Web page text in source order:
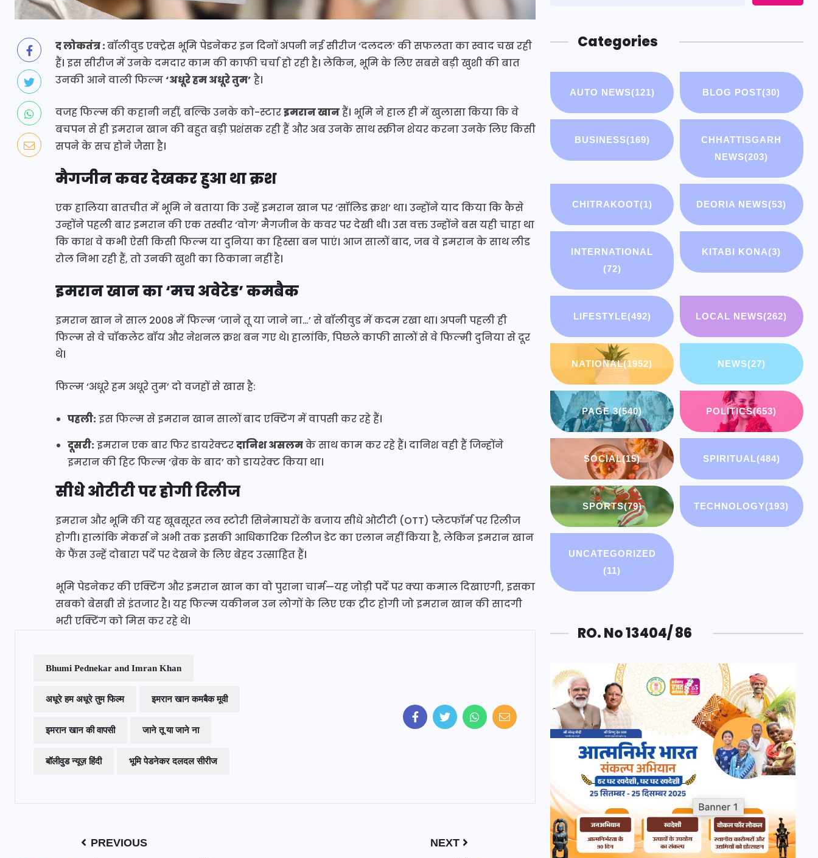
द लोकतंत्र :बॉलीवुड एक्ट्रेस भूमि पेडनेकर इन दिनों अपनी नई सीरीज ‘दलदल’ की सफलता का स्वाद चख रही
हैं। इस सीरीज में उनके दमदार काम की काफी चर्चा हो रही है। लेकिन, भूमि के लिए सबसे बड़ी खुशी की बात
उनकी आने वाली फिल्म ‘अधूरे हम अधूरे तुम’ है।
वजह फिल्म की कहानी नहीं, बल्कि उनके को-स्टारइमरान खानहैं। भूमि ने हाल ही में खुलासा किया कि वे
बचपन से ही इमरान खान की बहुत बड़ी प्रशंसक रही हैं और अब उनके साथ स्क्रीन शेयर करना उनके लिए किसी
सपने के सच होने जैसा है।
मैगजीन कवर देखकर हुआ था क्रश
एक हालिया बातचीत में भूमि ने बताया कि उन्हें इमरान खान पर ‘सॉलिड क्रश’ था। उन्होंने याद किया कि कैसे
उन्होंने पहली बार इमरान की एक तस्वीर ‘वोग’ मैगजीन के कवर पर देखी थी। उस वक्त उन्होंने बस यही चाहा था
कि काश वे कभी ऐसी किसी फिल्म या दुनिया का हिस्सा बन पाएं। आज सालों बाद, जब वे इमरान के साथ लीड
रोल निभा रही हैं, तो उनकी खुशी का ठिकाना नहीं है।
इमरान खान का ‘मच अवेटेड’ कमबैक
इमरान खान ने साल 2008 में फिल्म ‘जाने तू या जाने ना…’ से बॉलीवुड में कदम रखा था। अपनी पहली ही
फिल्म से वे चॉकलेट बॉय और नेशनल क्रश बन गए थे। हालांकि, पिछले काफी सालों से वे फिल्मी दुनिया से दूर
थे।
फिल्म ‘अधूरे हम अधूरे तुम’ दो वजहों से खास है:
पहली:इस फिल्म से इमरान खान सालों बाद एक्टिंग में वापसी कर रहे हैं।
दूसरी:इमरान एक बार फिर डायरेक्टरदानिश असलमके साथ काम कर रहे हैं। दानिश वही हैं जिन्होंने
इमरान की हिट फिल्म ‘ब्रेक के बाद’ को डायरेक्ट किया था।
सीधे ओटीटी पर होगी रिलीज
इमरान और भूमि की यह खूबसूरत लव स्टोरी सिनेमाघरों के बजाय सीधे ओटीटी (OTT) प्लेटफॉर्म पर रिलीज
होगी। हालांकि मेकर्स ने अभी तक इसकी आधिकारिक रिलीज डेट का एलान नहीं किया है, लेकिन इमरान खान
के फैंस उन्हें दोबारा पर्दे पर देखने के लिए बेहद उत्साहित हैं।
भूमि पेडनेकर की एक्टिंग और इमरान खान का वो पुराना चार्म—यह जोड़ी पर्दे पर क्या कमाल दिखाएगी, इसका
सबको बेसब्री से इंतजार है। यह फिल्म यकीनन उन लोगों के लिए एक ट्रीट होगी जो इमरान खान की सादगी
भरी एक्टिंग को मिस कर रहे थे।
Bhumi Pednekar and Imran Khan
अधूरे हम अधूरे तुम फिल्म इमरान खान कमबैक मूवी
इमरान खान की वापसी जाने तू या जाने ना
बॉलीवुड न्यूज़ हिंदी भूमि पेडनेकर दलदल सीरीज
PREVIOUS NEXT
Categories
AUTO NEWS(121) BLOG POST(30)
BUSINESS(169)
CHHATTISGARH
NEWS(203)
CHITRAKOOT(1) DEORIA NEWS(53)
INTERNATIONAL
(72)
KITABI KONA(3)
LIFESTYLE(492) LOCAL NEWS(262)
NATIONAL(1952) NEWS(27)
PAGE 3(540) POLITICS(653)
SOCIAL(15) SPIRITUAL(484)
SPORTS(79) TECHNOLOGY(193)
UNCATEGORIZED
(11)
RO. No 13404/ 86